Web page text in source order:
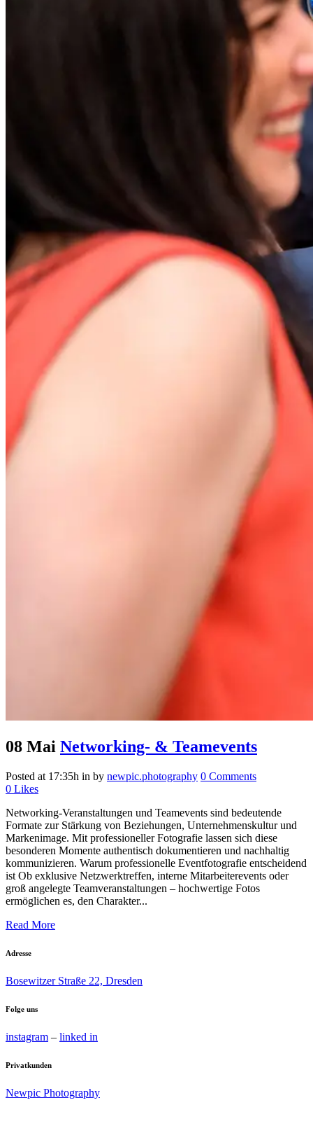
08 Mai Networking- & Teamevents
Posted at 17:35h in by newpic.photography 0 Comments
0 Likes
Networking-Veranstaltungen und Teamevents sind bedeutende
Formate zur Stärkung von Beziehungen, Unternehmenskultur und
Markenimage. Mit professioneller Fotografie lassen sich diese
besonderen Momente authentisch dokumentieren und nachhaltig
kommunizieren. Warum professionelle Eventfotografie entscheidend
ist Ob exklusive Netzwerktreffen, interne Mitarbeiterevents oder
groß angelegte Teamveranstaltungen – hochwertige Fotos
ermöglichen es, den Charakter...
Read More
Adresse
Bosewitzer Straße 22, Dresden
Folge uns
instagram – linked in
Privatkunden
Newpic Photography